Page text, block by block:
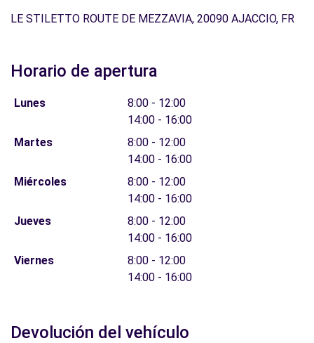
LE STILETTO ROUTE DE MEZZAVIA, 20090 AJACCIO, FR
Horario de apertura
Lunes
8:00 - 12:00
14:00 - 16:00
Martes
8:00 - 12:00
14:00 - 16:00
Miércoles
8:00 - 12:00
14:00 - 16:00
Jueves
8:00 - 12:00
14:00 - 16:00
Viernes
8:00 - 12:00
14:00 - 16:00
Devolución del vehículo